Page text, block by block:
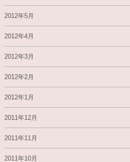
2012年5月
2012年4月
2012年3月
2012年2月
2012年1月
2011年12月
2011年11月
2011年10月